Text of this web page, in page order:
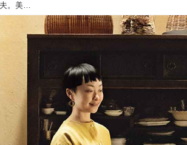
町家暮らしが教えてくれた、ものをむだなく生かす工夫。美濃羽まゆみさんの「手づくりのある暮らし」